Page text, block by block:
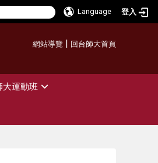
Language 登入
網站導覽 | 回台師大首頁
大運動班